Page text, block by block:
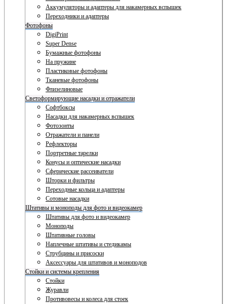
Аккумуляторы и адаптеры для накамерных вспышек
Переходники и адаптеры
Фотофоны
DigiPrint
Super Dense
Бумажные фотофоны
На пружине
Пластиковые фотофоны
Тканевые фотофоны
Флизелиновые
Светоформирующие насадки и отражатели
Софтбоксы
Насадки для накамерных вспышек
Фотозонты
Отражатели и панели
Рефлекторы
Портретные тарелки
Конусы и оптические насадки
Сферические рассеиватели
Шторки и фильтры
Переходные кольца и адаптеры
Сотовые насадки
Штативы и моноподы для фото и видеокамер
Штативы для фото и видеокамер
Моноподы
Штативные головы
Наплечные штативы и стедикамы
Струбцины и присоски
Аксессуары для штативов и моноподов
Стойки и системы крепления
Стойки
Журавли
Противовесы и колеса для стоек